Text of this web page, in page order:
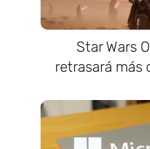
Star Wars
retrasará más